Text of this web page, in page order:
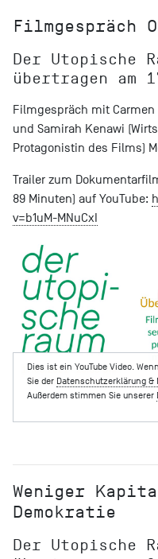
Filmgespräch
Der Utopische
übertragen am
Filmgespräch mit
und Samirah Kenawi
Protagonistin des Films)
Trailer zum
89 Minuten) auf YouTube:
v=b1uM-MNuCxI
Dies ist ein YouTube Video.
Sie der Datenschutzerklärung &
Außerdem stimmen Sie unserer
Weniger
Demokratie
Der Utopische